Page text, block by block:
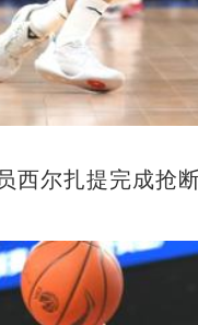
西尔扎提完成抢